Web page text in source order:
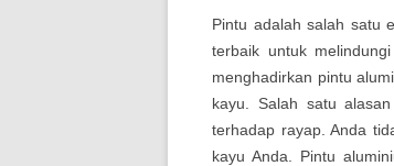
Pintu adalah salah satu
terbaik untuk
menghadirkan pintu
kayu. Salah satu
terhadap rayap. Anda
kayu Anda. Pintu